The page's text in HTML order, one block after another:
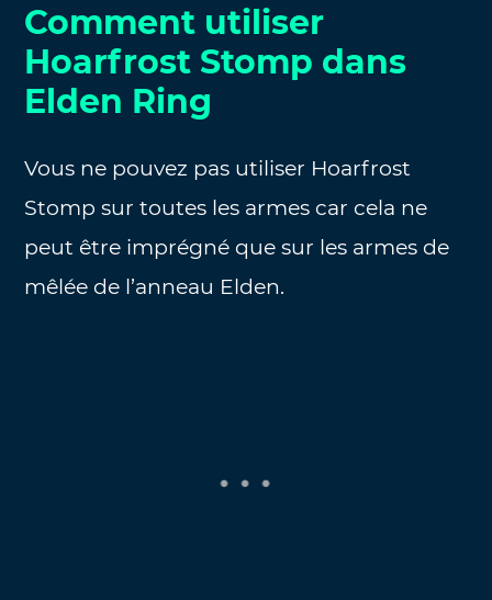
Comment utiliser
Hoarfrost Stomp dans
Elden Ring
Vous ne pouvez pas utiliser Hoarfrost
Stomp sur toutes les armes car cela ne
peut être imprégné que sur les armes de
mêlée de l’anneau Elden.